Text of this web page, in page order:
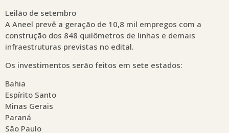
Leilão de setembro
A Aneel prevê a geração de 10,8 mil empregos com a
construção dos 848 quilômetros de linhas e demais
infraestruturas previstas no edital.
Os investimentos serão feitos em sete estados:
Bahia
Espírito Santo
Minas Gerais
Paraná
São Paulo